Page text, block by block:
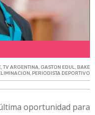
,TV ARGENTINA, GASTON EDUL, BAKE
, PERIODISTA DEPORTIVO
oportunidad para